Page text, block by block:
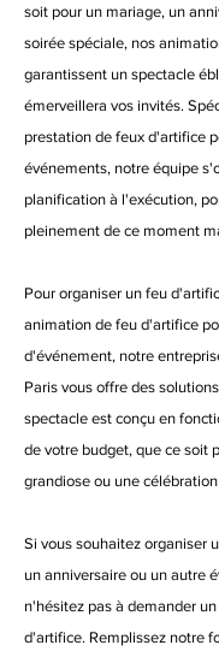
soit pour un mariage, un
soirée spéciale, nos
garantissent un spectacle
émerveillera vos invités.
prestation de feux d'artifice
événements, notre équipe
planification à l'exécution,
pleinement de ce moment
Pour organiser un feu
animation de feu d'artifice
d'événement, notre
Paris vous offre des
spectacle est conçu en
de votre budget, que ce soit
grandiose ou une
Si vous souhaitez organiser
un anniversaire ou un autre
n'hésitez pas à demander
d'artifice. Remplissez notre